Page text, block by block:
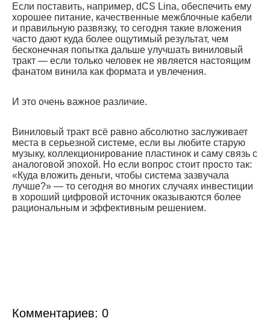
Если поставить, например, dCS Lina, обеспечить ему
хорошее питание, качественные межблочные кабели
и правильную развязку, то сегодня такие вложения
часто дают куда более ощутимый результат, чем
бесконечная попытка дальше улучшать виниловый
тракт — если только человек не является настоящим
фанатом винила как формата и увлечения.
И это очень важное различие.
Виниловый тракт всё равно абсолютно заслуживает
места в серьезной системе, если вы любите старую
музыку, коллекционирование пластинок и саму связь с
аналоговой эпохой. Но если вопрос стоит просто так:
«Куда вложить деньги, чтобы система зазвучала
лучше?» — то сегодня во многих случаях инвестиции
в хороший цифровой источник оказываются более
рациональным и эффективным решением.
Комментариев: 0